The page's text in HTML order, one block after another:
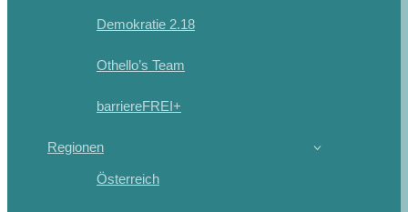
Demokratie 2.18
Othello’s Team
barriereFREI+
Regionen
Österreich